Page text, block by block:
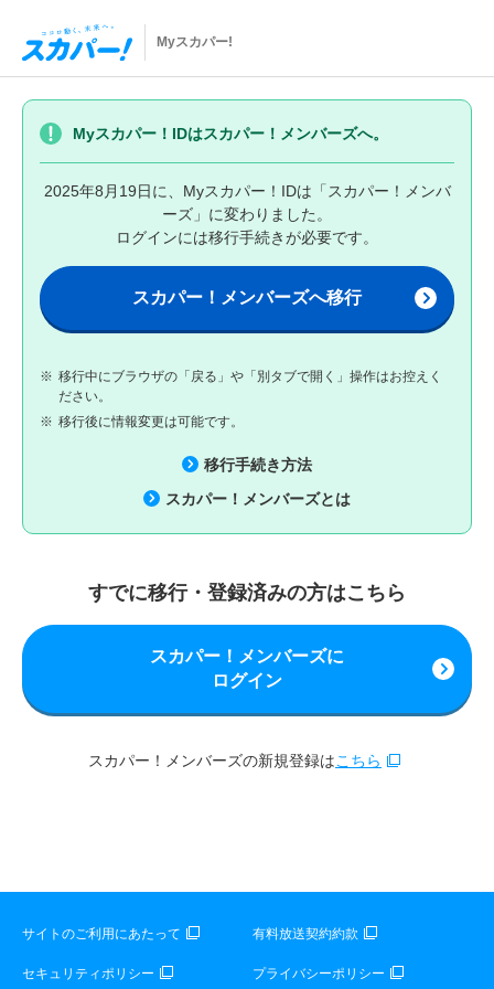
Myスカパー!
Myスカパー！IDはスカパー！メンバーズへ。
2025年8月19日に、Myスカパー！IDは「スカパー！メンバ
ーズ」に変わりました。
ログインには移行手続きが必要です。
スカパー！メンバーズへ移行
※ 移行中にブラウザの「戻る」や「別タブで開く」操作はお控えく
ださい。
※ 移行後に情報変更は可能です。
移行手続き方法
スカパー！メンバーズとは
すでに移行・登録済みの方はこちら
スカパー！メンバーズに
ログイン
スカパー！メンバーズの新規登録はこちら
サイトのご利用にあたって 有料放送契約約款
セキュリティポリシー プライバシーポリシー